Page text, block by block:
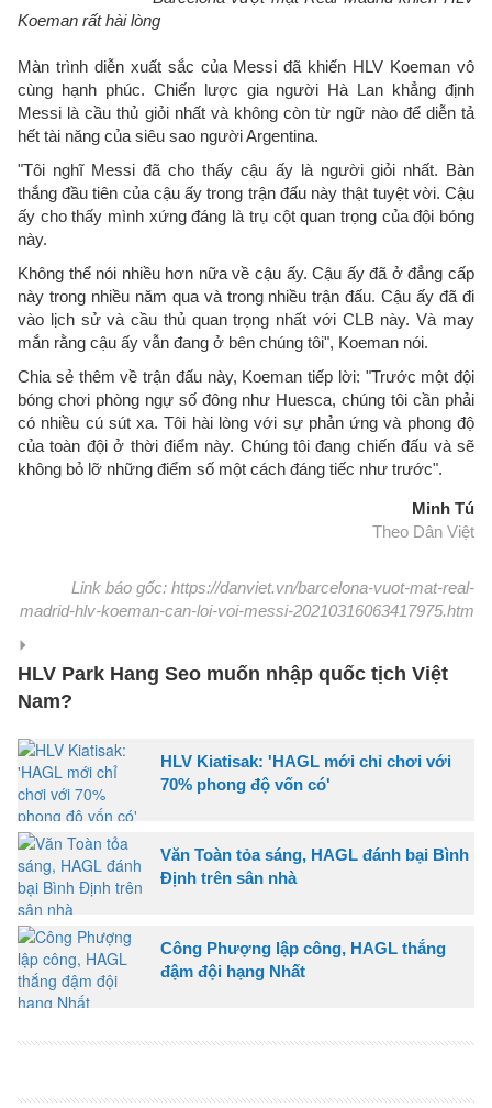
Koeman rất hài lòng
Màn trình diễn xuất sắc của Messi đã khiến HLV Koeman vô
cùng hạnh phúc. Chiến lược gia người Hà Lan khẳng định
Messi là cầu thủ giỏi nhất và không còn từ ngữ nào để diễn tả
hết tài năng của siêu sao người Argentina.
"Tôi nghĩ Messi đã cho thấy cậu ấy là người giỏi nhất. Bàn
thắng đầu tiên của cậu ấy trong trận đấu này thật tuyệt vời. Cậu
ấy cho thấy mình xứng đáng là trụ cột quan trọng của đội bóng
này.
Không thể nói nhiều hơn nữa về cậu ấy. Cậu ấy đã ở đẳng cấp
này trong nhiều năm qua và trong nhiều trận đấu. Cậu ấy đã đi
vào lịch sử và cầu thủ quan trọng nhất với CLB này. Và may
mắn rằng cậu ấy vẫn đang ở bên chúng tôi", Koeman nói.
Chia sẻ thêm về trận đấu này, Koeman tiếp lời: "Trước một đội
bóng chơi phòng ngự số đông như Huesca, chúng tôi cần phải
có nhiều cú sút xa. Tôi hài lòng với sự phản ứng và phong độ
của toàn đội ở thời điểm này. Chúng tôi đang chiến đấu và sẽ
không bỏ lỡ những điểm số một cách đáng tiếc như trước".
Minh Tú
Theo Dân Việt
Link báo gốc: https://danviet.vn/barcelona-vuot-mat-real-
madrid-hlv-koeman-can-loi-voi-messi-20210316063417975.htm
HLV Park Hang Seo muốn nhập quốc tịch Việt
Nam?
HLV Kiatisak: 'HAGL mới chỉ chơi với
70% phong độ vốn có'
Văn Toàn tỏa sáng, HAGL đánh bại Bình
Định trên sân nhà
Công Phượng lập công, HAGL thắng
đậm đội hạng Nhất